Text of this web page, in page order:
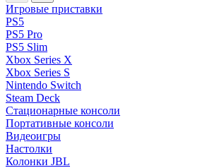
Игровые приставки
PS5
PS5 Pro
PS5 Slim
Xbox Series X
Xbox Series S
Nintendo Switch
Steam Deck
Стационарные консоли
Портативные консоли
Видеоигры
Настолки
Колонки JBL